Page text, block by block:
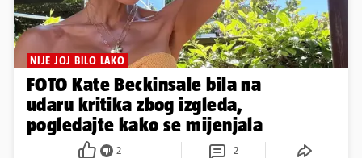
NIJE JOJ BILO LAKO
FOTO Kate Beckinsale bila na
udaru kritika zbog izgleda,
pogledajte kako se mijenjala
2 2